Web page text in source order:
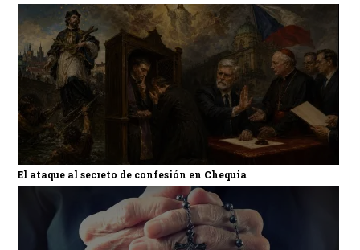
El ataque al secreto de confesión en Chequia